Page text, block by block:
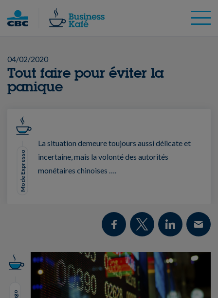
04/02/2020
Tout faire pour éviter la
panique
Mode Expresso
La situation demeure toujours aussi délicate et
incertaine, mais la volonté des autorités
monétaires chinoises ….